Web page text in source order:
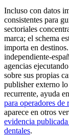
Incluso con datos
consistentes para
sectoriales
marca; el schema
importa en
independiente-
agencias
sobre sus propias
publisher externo
recurrente, ayuda
para operadores de
aparece en otros
evidencia
dentales.